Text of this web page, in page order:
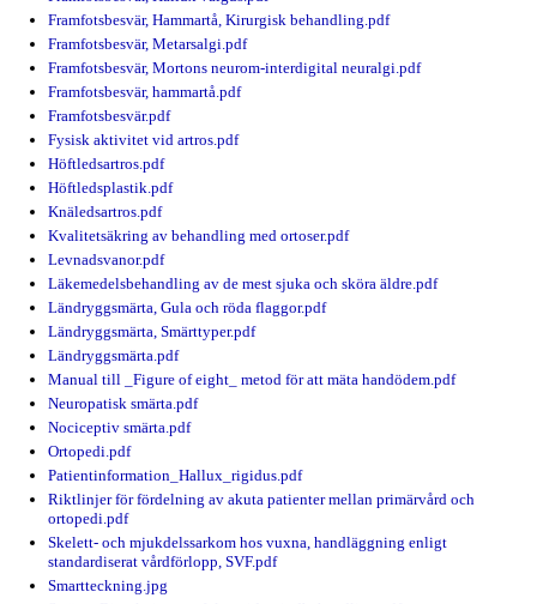
Framfotsbesvär, Hammartå, Kirurgisk behandling.pdf
Framfotsbesvär, Metarsalgi.pdf
Framfotsbesvär, Mortons neurom-interdigital neuralgi.pdf
Framfotsbesvär, hammartå.pdf
Framfotsbesvär.pdf
Fysisk aktivitet vid artros.pdf
Höftledsartros.pdf
Höftledsplastik.pdf
Knäledsartros.pdf
Kvalitetsäkring av behandling med ortoser.pdf
Levnadsvanor.pdf
Läkemedelsbehandling av de mest sjuka och sköra äldre.pdf
Ländryggsmärta, Gula och röda flaggor.pdf
Ländryggsmärta, Smärttyper.pdf
Ländryggsmärta.pdf
Manual till _Figure of eight_ metod för att mäta handödem.pdf
Neuropatisk smärta.pdf
Nociceptiv smärta.pdf
Ortopedi.pdf
Patientinformation_Hallux_rigidus.pdf
Riktlinjer för fördelning av akuta patienter mellan primärvård och
ortopedi.pdf
Skelett- och mjukdelssarkom hos vuxna, handläggning enligt
standardiserat vårdförlopp, SVF.pdf
Smartteckning.jpg